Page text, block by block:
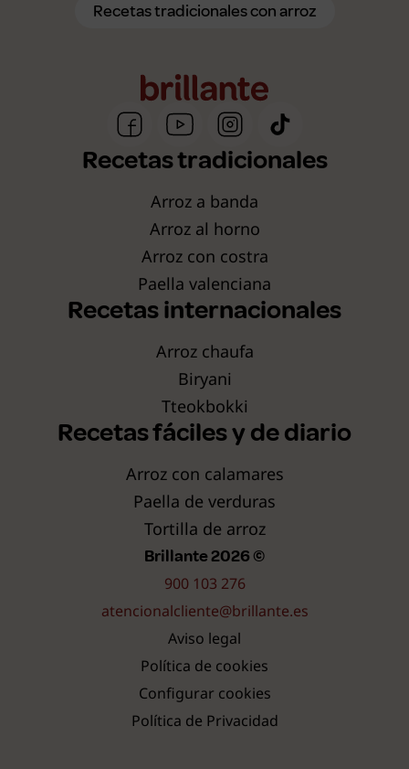
Recetas tradicionales con arroz
Recetas tradicionales
Arroz a banda
Arroz al horno
Arroz con costra
Paella valenciana
Recetas internacionales
Arroz chaufa
Biryani
Tteokbokki
Recetas fáciles y de diario
Arroz con calamares
Paella de verduras
Tortilla de arroz
Brillante 2026 ©
900 103 276
atencionalcliente@brillante.es
Aviso legal
Política de cookies
Configurar cookies
Política de Privacidad